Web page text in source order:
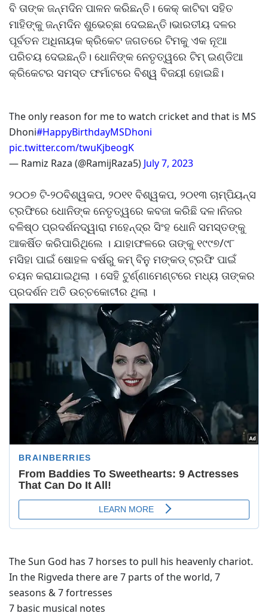
ବି ତାଙ୍କ ଜନ୍ମଦିନ ପାଳନ କରିଛନ୍ତି। କେକ୍ କାଟିବା ସହିତ
ମାହିଙ୍କୁ ଜନ୍ମଦିନ ଶୁଭେଚ୍ଛା ଦେଇଛନ୍ତି।ଭାରତୀୟ ଦଳର
ପୂର୍ବତନ ଅଧିନାୟକ କ୍ରିକେଟ ଜଗତରେ ଟିମକୁ ଏକ ନୂଆ
ପରିଚୟ ଦେଇଛନ୍ତି। ଧୋନିଙ୍କ ନେତୃତ୍ୱରେ ଟିମ୍ ଇଣ୍ଡିଆ
କ୍ରିକେଟର ସମସ୍ତ ଫର୍ମାଟରେ ବିଶ୍ୱ ବିଜୟୀ ହୋଇଛି।
The only reason for me to watch cricket and that is MS
Dhoni#HappyBirthdayMSDhoni
pic.twitter.com/twuKjbeogK
— Ramiz Raza (@RamijRaza5) July 7, 2023
୨୦୦୭ ଟି-୨୦ବିଶ୍ୱକପ, ୨୦୧୧ ବିଶ୍ୱକପ, ୨୦୧୩ ଚାମ୍ପିୟନ୍ସ
ଟ୍ରଫିରେ ଧୋନିଙ୍କ ନେତୃତ୍ୱରେ କବଜା କରିଛି ଦଳ।ନିଜର
ବଳିଷ୍ଠ ପ୍ରଦର୍ଶନଦ୍ୱାରା ମହେନ୍ଦ୍ର ସିଂହ ଧୋନି ସମସ୍ତଙ୍କୁ
ଆକର୍ଷିତ କରିପାରିଥିଲେ । ଯାହାଫଳରେ ତାଙ୍କୁ ୧୯୯୭/୯୮
ମସିହା ପାଇଁ ଷୋହଳ ବର୍ଷରୁ କମ୍ ବିନୁ ମଙ୍କଡ୍ ଟ୍ରଫି ପାଇଁ
ଚୟନ କରାଯାଇଥିଲା । ସେହି ଟୁର୍ଣ୍ଣାମେଣ୍ଟରେ ମଧ୍ୟ ତାଙ୍କର
ପ୍ରଦର୍ଶନ ଅତି ଉଚ୍ଚକୋଟୀର ଥିଲା ।
The Sun God has 7 horses to pull his heavenly chariot.
In the Rigveda there are 7 parts of the world, 7
seasons & 7 fortresses
7 basic musical notes